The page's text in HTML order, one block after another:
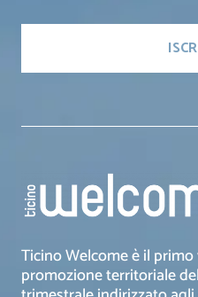
Ticino Welcome è il
promozione territoriale